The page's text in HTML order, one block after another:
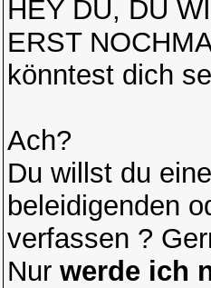
HEY DU, DU
ERST
könntest dich
Ach?
Du willst du
beleidigenden
verfassen ?
Nur werde ich